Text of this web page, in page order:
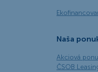
Naša
Akciová
ČSOB